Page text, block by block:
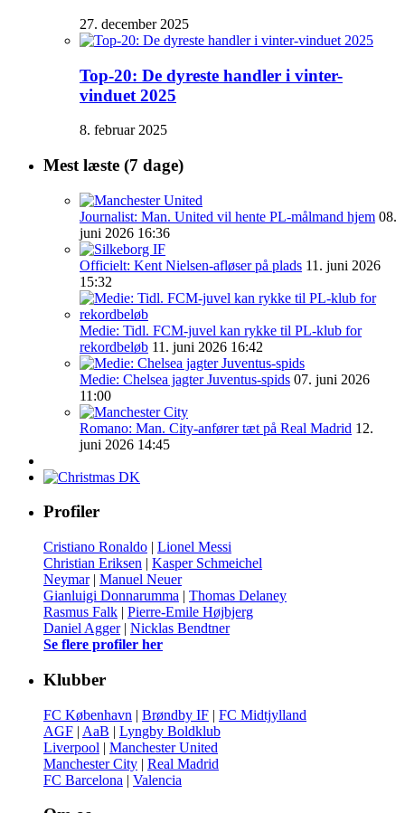
27. december 2025
Top-20: De dyreste handler i vinter-
vinduet 2025
8. februar 2025
Mest læste (7 dage)
Journalist: Man. United vil hente PL-målmand hjem 08.
juni 2026 16:36
Officielt: Kent Nielsen-afløser på plads 11. juni 2026
15:32
Medie: Tidl. FCM-juvel kan rykke til PL-klub for
rekordbeløb 11. juni 2026 16:42
Medie: Chelsea jagter Juventus-spids 07. juni 2026
11:00
Romano: Man. City-anfører tæt på Real Madrid 12.
juni 2026 14:45
Profiler
Cristiano Ronaldo | Lionel Messi
Christian Eriksen | Kasper Schmeichel
Neymar| Manuel Neuer
Gianluigi Donnarumma | Thomas Delaney
Rasmus Falk | Pierre-Emile Højbjerg
Daniel Agger| Nicklas Bendtner
Se flere profiler her
Klubber
FC København | Brøndby IF | FC Midtjylland
AGF | AaB | Lyngby Boldklub
Liverpool | Manchester United
Manchester City | Real Madrid
FC Barcelona | Valencia